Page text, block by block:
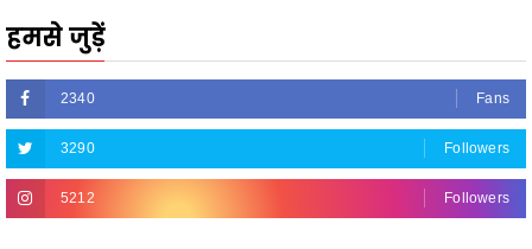
2340
3290 Followers
5212 Followers
R.O.NO. 13954/151 Advertisement Carousel